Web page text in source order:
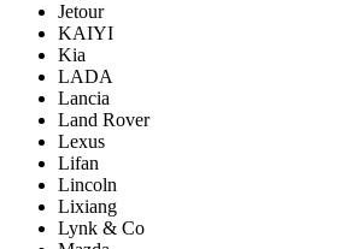
Jetour
KAIYI
Kia
LADA
Lancia
Land Rover
Lexus
Lifan
Lincoln
Lixiang
Lynk & Co